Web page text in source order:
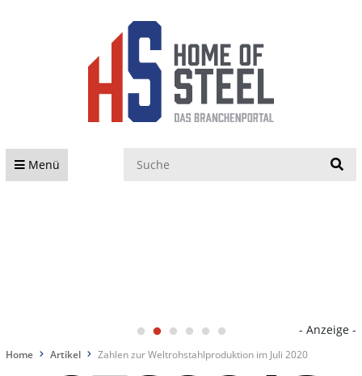
Menü
- Anzeige -
Home Artikel Zahlen zur Weltrohstahlproduktion im Juli 2020